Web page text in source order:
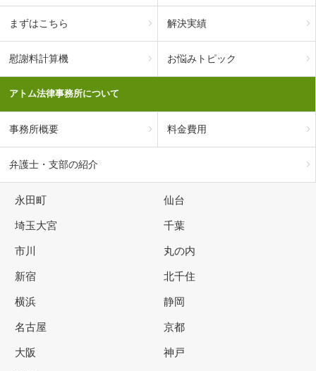
まずはこちら 解決実績
慰謝料計算機 お悩みトピック
アトム法律事務所について
事務所概要 料金費用
弁護士・支部の紹介
永田町 仙台
埼玉大宮 千葉
市川 丸の内
新宿 北千住
横浜 静岡
名古屋 京都
大阪 神戸